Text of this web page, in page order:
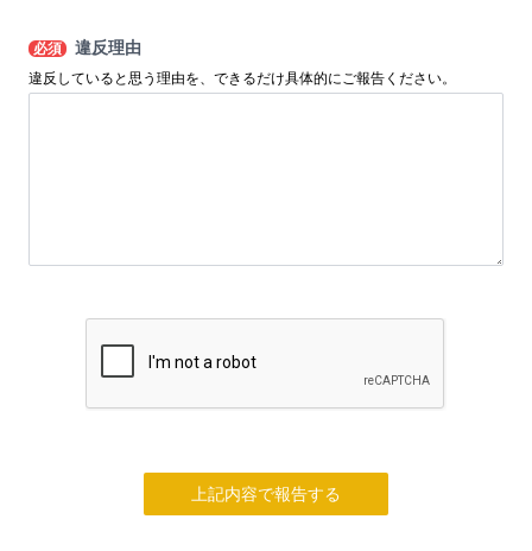
必須 違反理由
違反していると思う理由を、できるだけ具体的にご報告ください。
上記内容で報告する